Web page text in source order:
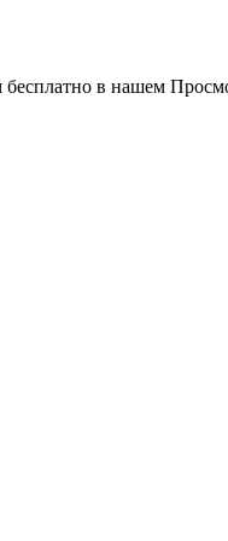
бесплатно в нашем